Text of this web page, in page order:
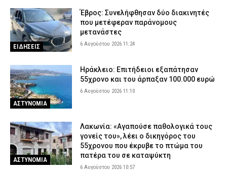
ΑΣΤΥΝΟΜΙΑ 5 Αυγούστου 2026 22:24
Φωτιά στη Βοιωτία: Προς αναστολή λειτουργίας το αιολικό
πάρκο λόγω συνεχών βλαβών στο δίκτυο
ΕΙΔΗΣΕΙΣ
Έβρος: Συνελήφθησαν δύο διακινητές
που μετέφεραν παράνομους
μετανάστες
6 Αυγούστου 2026 11:24
ΑΣΤΥΝΟΜΙΑ
Ηράκλειο: Επιτήδειοι εξαπάτησαν
55χρονο και του άρπαξαν 100.000 ευρώ
6 Αυγούστου 2026 11:10
ΑΣΤΥΝΟΜΙΑ
Λακωνία: «Αγαπούσε παθολογικά τους
γονείς του», λέει ο δικηγόρος του
55χρονου που έκρυβε το πτώμα του
πατέρα του σε καταψύκτη
6 Αυγούστου 2026 10:57